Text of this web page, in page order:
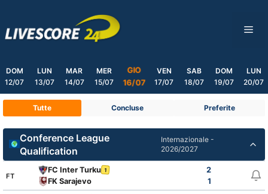
content
DOM
12/07
LUN
13/07
MAR
14/07
MER
15/07
GIO
16/07
VEN
17/07
SAB
18/07
DOM
19/07
LUN
20/07
Tutte Concluse Preferite
Conference League
Qualification
Internazionale -
2026/2027
FT
FC Inter Turku 1
2
FK Sarajevo
1